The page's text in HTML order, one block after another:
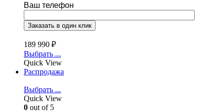
Ваш телефон
189 990 ₽
Выбрать ...
Quick View
Распродажа
Выбрать ...
Quick View
0 out of 5